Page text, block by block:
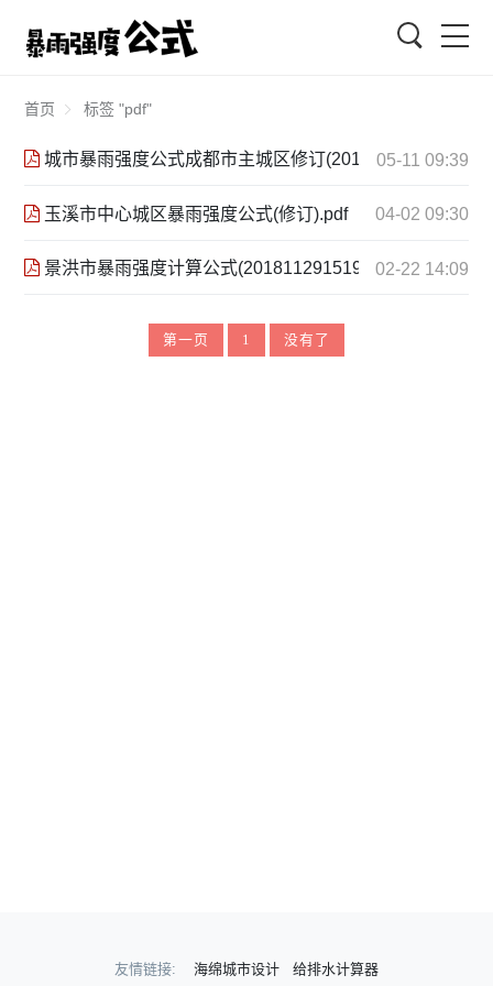
首页 标签 "pdf"
城市暴雨强度公式成都市主城区修订(2015.5).pdf05-11 09:39
玉溪市中心城区暴雨强度公式(修订).pdf 04-02 09:30
景洪市暴雨强度计算公式(20181129151915).pdf02-22 14:09
第一页 1 没有了
友情链接: 海绵城市设计 给排水计算器